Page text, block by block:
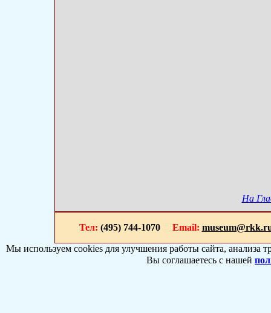
На
Тел: (495) 744-1070 Email:
Мы используем cookies для улучшения работы сайта, анализа
Вы соглашаетесь с нашей